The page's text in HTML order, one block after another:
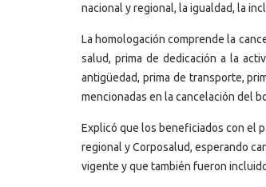
nacional y regional, la igualdad, la
La homologación comprende la
salud, prima de dedicación a la
antigüedad, prima de transporte,
mencionadas en la cancelación del
Explicó que los beneficiados con el
regional y Corposalud, esperando
vigente y que también fueron